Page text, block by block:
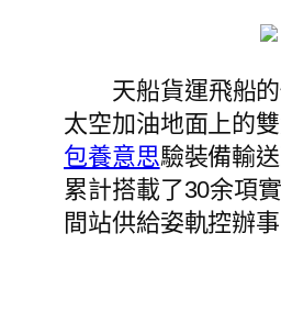
天船貨運飛船
太空加油地面上的
包養意思驗裝備輸
累計搭載了30余項
間站供給姿軌控辦